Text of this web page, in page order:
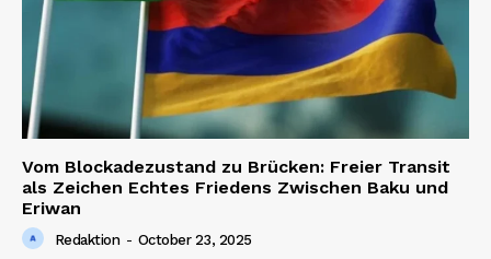
Vom Blockadezustand zu Brücken: Freier Transit
als Zeichen Echtes Friedens Zwischen Baku und
Eriwan
Redaktion - October 23, 2025